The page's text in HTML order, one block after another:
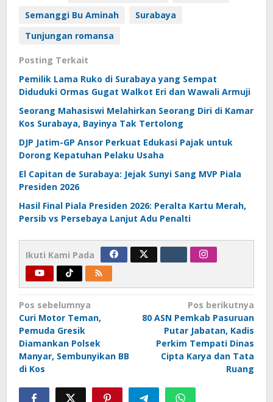
Semanggi Bu Aminah
Surabaya
Tunjungan romansa
Posting Terkait
Pemilik Lama Ruko di Surabaya yang Sempat
Diduduki Ormas Gugat Walkot Eri dan Wawali Armuji
Seorang Mahasiswi Melahirkan Seorang Diri di Kamar
Kos Surabaya, Bayinya Tak Tertolong
DJP Jatim-GP Ansor Perkuat Edukasi Pajak untuk
Dorong Kepatuhan Pelaku Usaha
El Capitan de Surabaya: Jejak Sunyi Sang MVP Piala
Presiden 2026
Hasil Final Piala Presiden 2026: Peralta Kartu Merah,
Persib vs Persebaya Lanjut Adu Penalti
Ikuti Kami Pada
Navigasi
pos
Pos sebelumnya
Curi Motor Teman,
Pemuda Gresik
Diamankan Polsek
Manyar, Sembunyikan BB
di Kos
Pos berikutnya
80 ASN Pemkab Pasuruan
Putar Jabatan, Kadis
Perkim Tempati Dinas
Cipta Karya dan Tata
Ruang